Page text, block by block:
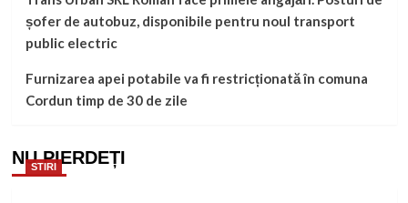
șofer de autobuz, disponibile pentru noul transport
public electric
Furnizarea apei potabile va fi restricționată în comuna
Cordun timp de 30 de zile
NU PIERDEȚI
STIRI